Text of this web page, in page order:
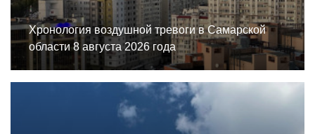
Хронология воздушной тревоги в Самарской
области 8 августа 2026 года